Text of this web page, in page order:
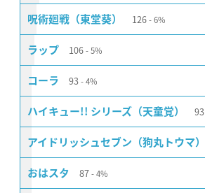
呪術廻戦（東堂葵） 126 6%
ラップ 106 5%
コーラ 93 4%
ハイキュー!! シリーズ（天童覚） 93
アイドリッシュセブン（狗丸トウマ）
おはスタ 87 4%